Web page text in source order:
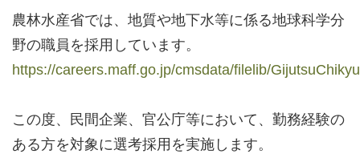
農林水産省では、地質や地下水等に係る地球科学分
野の職員を採用しています。
https://careers.maff.go.jp/cmsdata/filelib/
この度、民間企業、官公庁等において、勤務経験の
ある方を対象に選考採用を実施します。